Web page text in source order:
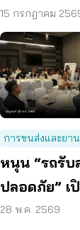
อก’ ยกระดับ
ปลอดภัยผู้บ
15 กรกฎาคม
การขนส่งและยา
หนุน “รถรับ
ปลอดภัย” เ
เรียนรู้ต้นแบ
28 พ.ค. 2569